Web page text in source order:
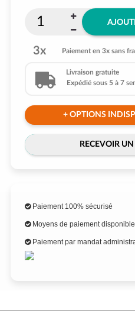
3x Paiement en 3x sans
Livraison gratuite
Expédié sous 5 à 7
+ OPTIONS
RECEVOIR
Paiement 100% sécurisé
Moyens de paiement
Paiement par mandat